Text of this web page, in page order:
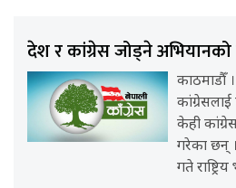
देश र कांग्रेस जोड्ने
काठमाडौँ
केही
गरेका छन्
गते